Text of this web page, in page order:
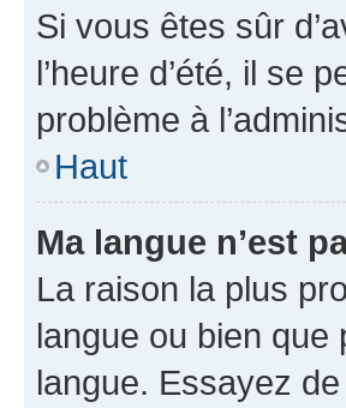
Si vous êtes sûr
l’heure d’été, il se
problème à
Haut
Ma langue n’est
La raison la plus
langue ou bien que
langue. Essayez